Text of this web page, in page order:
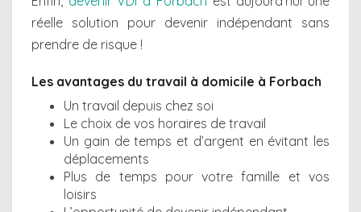
réelle solution pour devenir indépendant sans
prendre de risque !
Les avantages du travail à domicile à Forbach
Un travail depuis chez soi
Le choix de vos horaires de travail
Un gain de temps et d’argent en évitant les
déplacements
Plus de temps pour votre famille et vos
loisirs